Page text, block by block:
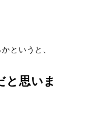
というと、
と思いま